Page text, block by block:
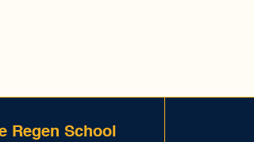
Regen School